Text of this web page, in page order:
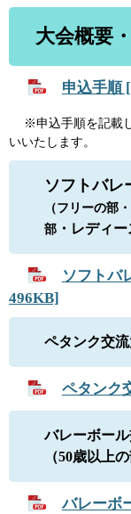
大会概要
申込手順
※申込手順を記載
いいたします。​
ソフトバレ
（フリーの部
部 ・レディ
ソフトバ
496KB]
ペタンク交
ペタンク
バレーボー
（50歳以上
バレーボ